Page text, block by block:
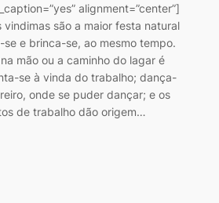
alignment=”center”]
vindimas são a maior festa natural
se e brinca-se, ao mesmo tempo.
mão ou a caminho do lagar é
se à vinda do trabalho; dança-
onde se puder dançar; e os
de trabalho dão origem…